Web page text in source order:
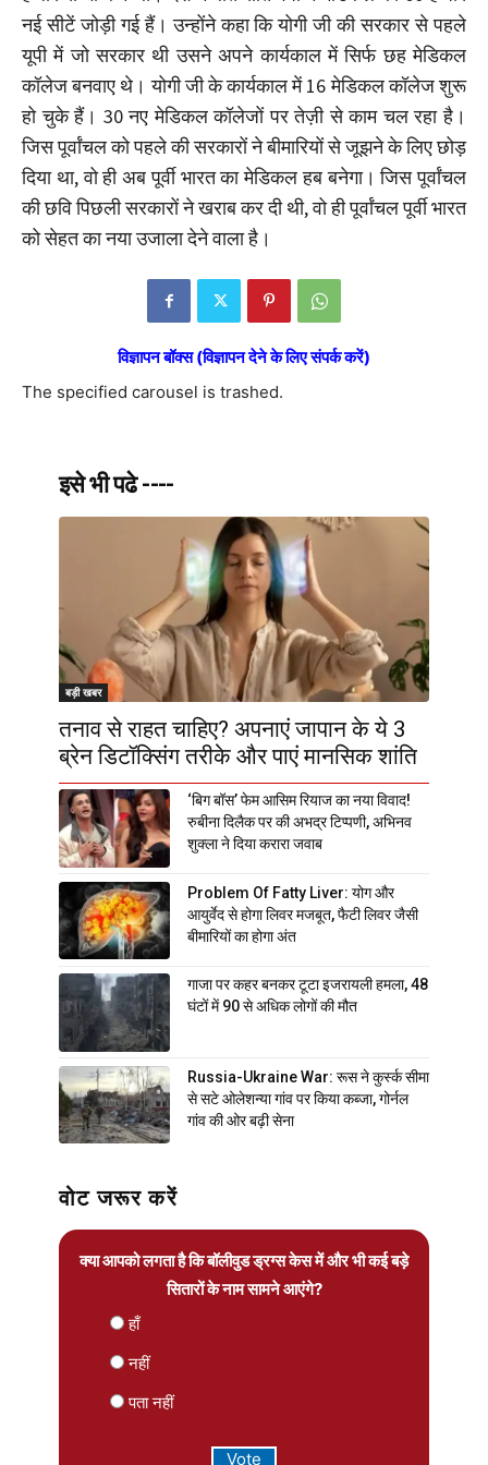
नई सीटें जोड़ी गई हैं। उन्होंने कहा कि योगी जी की सरकार से पहले
यूपी में जो सरकार थी उसने अपने कार्यकाल में सिर्फ छह मेडिकल
कॉलेज बनवाए थे। योगी जी के कार्यकाल में 16 मेडिकल कॉलेज शुरू
हो चुके हैं। 30 नए मेडिकल कॉलेजों पर तेज़ी से काम चल रहा है।
जिस पूर्वांचल को पहले की सरकारों ने बीमारियों से जूझने के लिए छोड़
दिया था, वो ही अब पूर्वी भारत का मेडिकल हब बनेगा। जिस पूर्वांचल
की छवि पिछली सरकारों ने खराब कर दी थी, वो ही पूर्वांचल पूर्वी भारत
को सेहत का नया उजाला देने वाला है।
विज्ञापन बॉक्स (विज्ञापन देने के लिए संपर्क करें)
The specified carousel is trashed.
इसे भी पढे ----
बड़ी खबर
तनाव से राहत चाहिए? अपनाएं जापान के ये 3
ब्रेन डिटॉक्सिंग तरीके और पाएं मानसिक शांति
‘बिग बॉस’ फेम आसिम रियाज का नया विवाद!
रुबीना दिलैक पर की अभद्र टिप्पणी, अभिनव
शुक्ला ने दिया करारा जवाब
Problem Of Fatty Liver: योग और
आयुर्वेद से होगा लिवर मजबूत, फैटी लिवर जैसी
बीमारियों का होगा अंत
गाजा पर कहर बनकर टूटा इजरायली हमला, 48
घंटों में 90 से अधिक लोगों की मौत
Russia-Ukraine War: रूस ने कुर्स्क सीमा
से सटे ओलेशन्या गांव पर किया कब्जा, गोर्नल
गांव की ओर बढ़ी सेना
वोट जरूर करें
क्या आपको लगता है कि बॉलीवुड ड्रग्स केस में और भी कई बड़े
सितारों के नाम सामने आएंगे?
हाँ
नहीं
पता नहीं